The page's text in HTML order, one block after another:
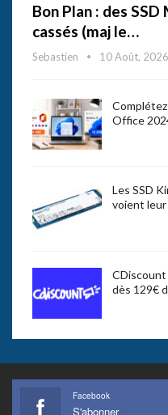
Bon Plan : des
cassés (maj le…
Sebastien 10 Août, 2026
Office
Les SSD
voient
dès 129€
Facebook
S'abonner